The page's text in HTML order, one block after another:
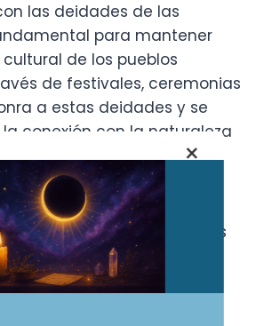
las deidades de las
para mantener
de los pueblos
de festivales, ceremonias
a estas deidades y se
conexión con la naturaleza
de América Latina, se
que tienen sus raíces
prehispánicas, donde se
deidades a través de
y procesiones. Estas
×